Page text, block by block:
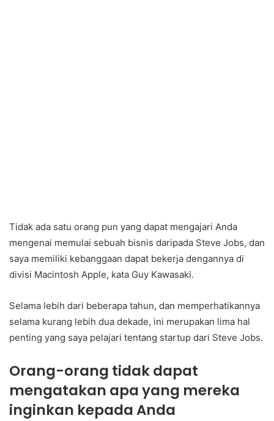
Tidak ada satu orang pun yang dapat mengajari Anda
mengenai memulai sebuah bisnis daripada Steve Jobs, dan
saya memiliki kebanggaan dapat bekerja dengannya di
divisi Macintosh Apple, kata Guy Kawasaki.
Selama lebih dari beberapa tahun, dan memperhatikannya
selama kurang lebih dua dekade, ini merupakan lima hal
penting yang saya pelajari tentang startup dari Steve Jobs.
Orang-orang tidak dapat
mengatakan apa yang mereka
inginkan kepada Anda